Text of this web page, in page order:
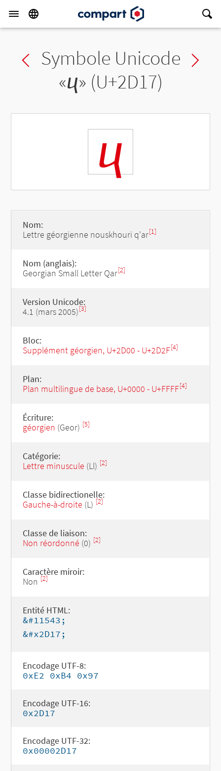
Previous char
Symbole Unicode
«ⴗ» (U+2D17)
ⴗ
Nom:
Lettre géorgienne nouskhouri q'ar[1]
Nom (anglais):
Georgian Small Letter Qar[2]
Version Unicode:
4.1 (mars 2005)[3]
Bloc:
Supplément géorgien, U+2D00 - U+2D2F[4]
Plan:
Plan multilingue de base, U+0000 - U+FFFF[4]
Écriture:
géorgien (Geor) [5]
Catégorie:
Lettre minuscule (Ll) [2]
Classe bidirectionelle:
Gauche-à-droite (L) [2]
Classe de liaison:
Non réordonné (0) [2]
Caractère miroir:
Non [2]
Entité HTML:
&#11543;
&#x2D17;
Encodage UTF-8:
0xE2 0xB4 0x97
Encodage UTF-16:
0x2D17
Encodage UTF-32:
0x00002D17